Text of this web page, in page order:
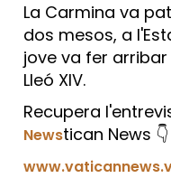
La Carmina va
dos mesos, a
jove va fer
Lleó XIV.
Recupera
Newstican News 👇